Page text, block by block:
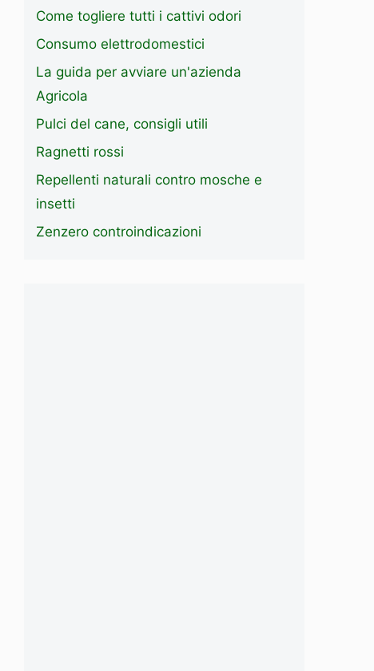
Come togliere tutti i cattivi odori
Consumo elettrodomestici
La guida per avviare un'azienda
Agricola
Pulci del cane, consigli utili
Ragnetti rossi
Repellenti naturali contro mosche e
insetti
Zenzero controindicazioni